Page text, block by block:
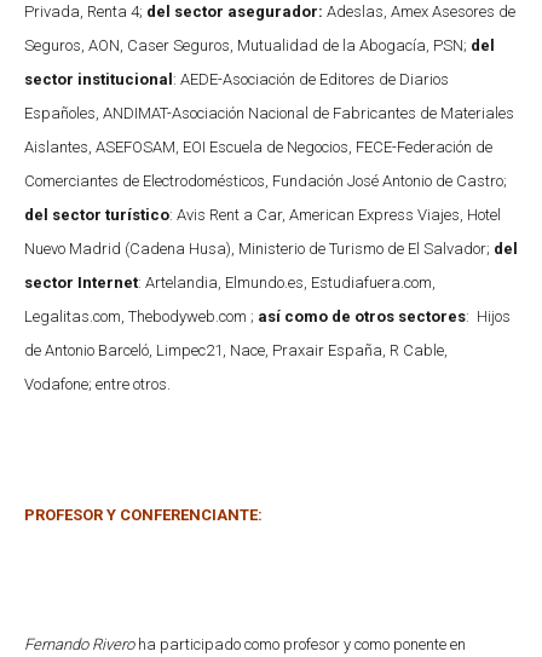
Privada, Renta 4; del sector asegurador: Adeslas, Amex Asesores de
Seguros, AON, Caser Seguros, Mutualidad de la Abogacía, PSN; del
sector institucional: AEDE-Asociación de Editores de Diarios
Españoles, ANDIMAT-Asociación Nacional de Fabricantes de Materiales
Aislantes, ASEFOSAM, EOI Escuela de Negocios, FECE-Federación de
Comerciantes de Electrodomésticos, Fundación José Antonio de Castro;
del sector turístico: Avis Rent a Car, American Express Viajes, Hotel
Nuevo Madrid (Cadena Husa), Ministerio de Turismo de El Salvador; del
sector Internet: Artelandia, Elmundo.es, Estudiafuera.com,
Legalitas.com, Thebodyweb.com ; así como de otros sectores: Hijos
de Antonio Barceló, Limpec21, Nace, Praxair España, R Cable,
Vodafone; entre otros.
PROFESOR Y CONFERENCIANTE:
Fernando Riveroha participado como profesor y como ponente en